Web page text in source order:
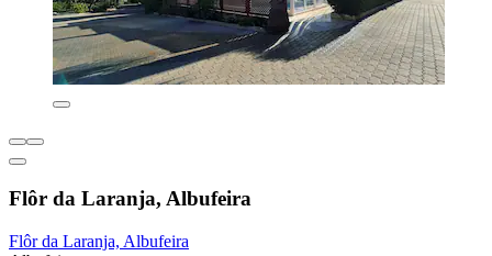
Flôr da Laranja, Albufeira
Flôr da Laranja, Albufeira